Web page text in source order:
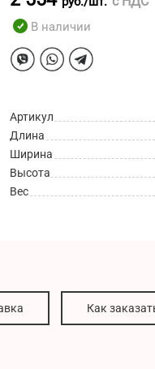
В наличии
Артикул
Длина
Ширина
Высота
Вес
Как